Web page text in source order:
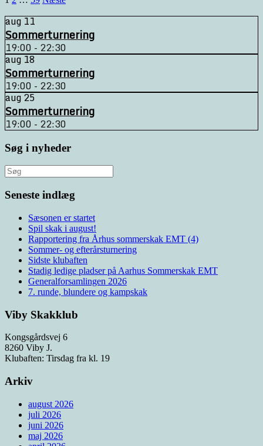
til
indlæg
aug11
Sommerturnering
19:00 - 22:30
aug18
Sommerturnering
19:00 - 22:30
aug25
Sommerturnering
19:00 - 22:30
Søg i nyheder
Søg
efter:
Seneste indlæg
Sæsonen er startet
Spil skak i august!
Rapportering fra Århus sommerskak EMT (4)
Sommer- og efterårsturnering
Sidste klubaften
Stadig ledige pladser på Aarhus Sommerskak EMT
Generalforsamlingen 2026
7. runde, blundere og kampskak
Viby Skakklub
Kongsgårdsvej 6
8260 Viby J.
Klubaften: Tirsdag fra kl. 19
Arkiv
august 2026
juli 2026
juni 2026
maj 2026